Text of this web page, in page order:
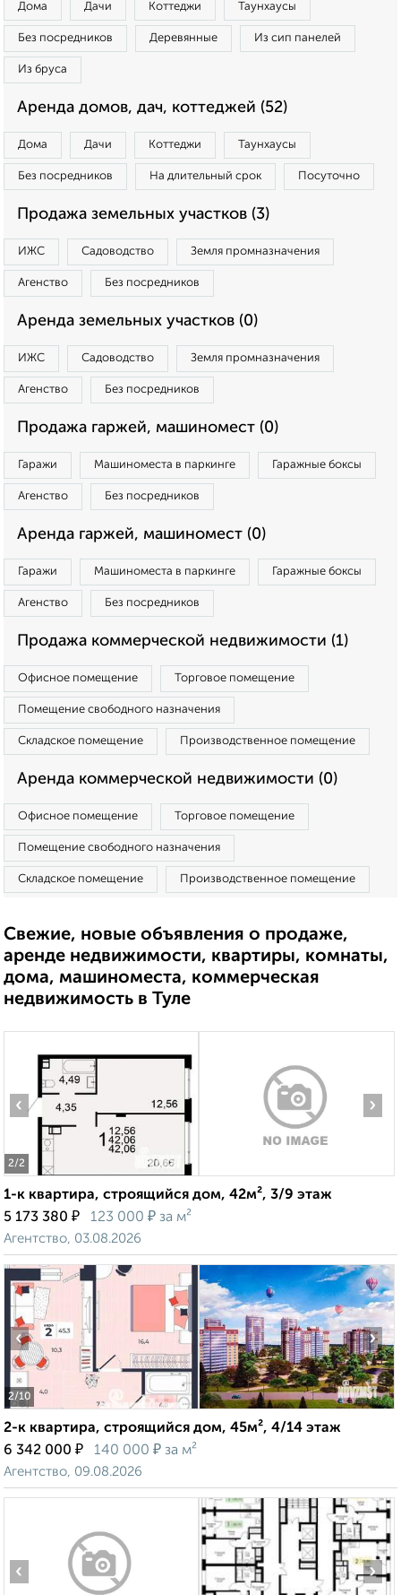
Дома Дачи Коттеджи Таунхаусы
Без посредников Деревянные Из сип панелей
Из бруса
Аренда домов, дач, коттеджей (52)
Дома Дачи Коттеджи Таунхаусы
Без посредников На длительный срок Посуточно
Продажа земельных участков (3)
ИЖС Садоводство Земля промназначения
Агенство Без посредников
Аренда земельных участков (0)
ИЖС Садоводство Земля промназначения
Агенство Без посредников
Продажа гаржей, машиномест (0)
Гаражи Машиноместа в паркинге Гаражные боксы
Агенство Без посредников
Аренда гаржей, машиномест (0)
Гаражи Машиноместа в паркинге Гаражные боксы
Агенство Без посредников
Продажа коммерческой недвижимости (1)
Офисное помещение Торговое помещение
Помещение свободного назначения
Складское помещение Производственное помещение
Аренда коммерческой недвижимости (0)
Офисное помещение Торговое помещение
Помещение свободного назначения
Складское помещение Производственное помещение
Свежие, новые объявления о продаже,
аренде недвижимости, квартиры, комнаты,
дома, машиноместа, коммерческая
недвижимость в Туле
2/2
‹ ›
1-к квартира, строящийся дом, 42м², 3/9 этаж
5 173 380 ₽ 123 000 ₽ за м²
Агентство, 03.08.2026
2/10
‹ ›
2-к квартира, строящийся дом, 45м², 4/14 этаж
6 342 000 ₽ 140 000 ₽ за м²
Агентство, 09.08.2026
‹ ›